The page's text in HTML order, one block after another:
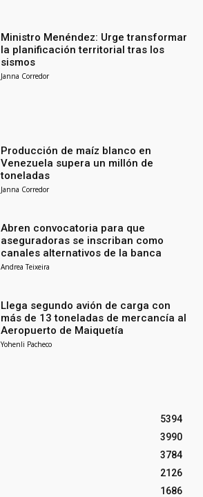
Ministro Menéndez: Urge transformar
la planificación territorial tras los
sismos
Janna Corredor
Producción de maíz blanco en
Venezuela supera un millón de
toneladas
Janna Corredor
Abren convocatoria para que
aseguradoras se inscriban como
canales alternativos de la banca
Andrea Teixeira
Llega segundo avión de carga con
más de 13 toneladas de mercancía al
Aeropuerto de Maiquetía
Yohenli Pacheco
5394
3990
3784
2126
1686